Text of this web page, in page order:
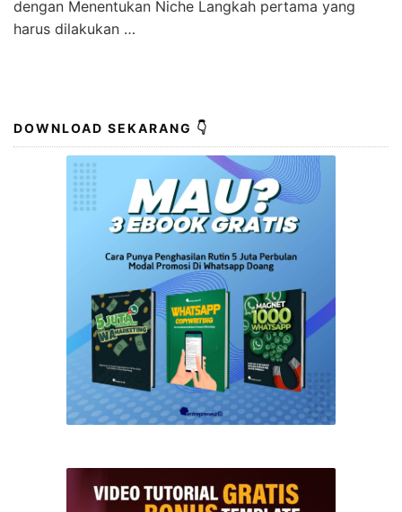
dengan Menentukan Niche Langkah pertama yang
harus dilakukan …
DOWNLOAD SEKARANG 👇